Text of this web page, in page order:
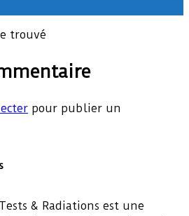
trouvé
pour publier un
& Radiations est une